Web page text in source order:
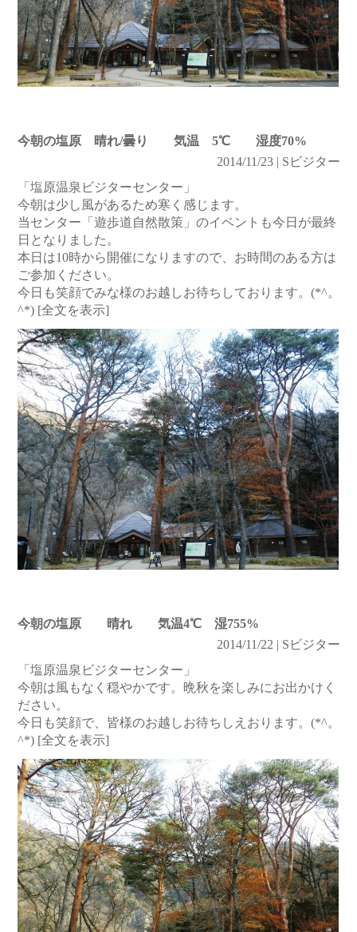
今朝の塩原 晴れ/曇り 気温 5℃ 湿度70%
2014/11/23 | Sビジター
「塩原温泉ビジターセンター」
今朝は少し風があるため寒く感じます。
当センター「遊歩道自然散策」のイベントも今日が最終
日となりました。
本日は10時から開催になりますので、お時間のある方は
ご参加ください。
今日も笑顔でみな様のお越しお待ちしております。(*^。
^*) [全文を表示]
今朝の塩原 晴れ 気温4℃ 湿755%
2014/11/22 | Sビジター
「塩原温泉ビジターセンター」
今朝は風もなく穏やかです。晩秋を楽しみにお出かけく
ださい。
今日も笑顔で、皆様のお越しお待ちしえおります。(*^。
^*) [全文を表示]